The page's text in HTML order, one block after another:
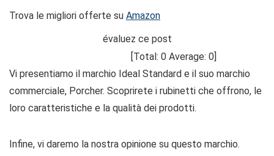
Trova le migliori offerte su Amazon
évaluez ce post
[Total: 0 Average: 0]
Vi presentiamo il marchio Ideal Standard e il suo marchio
commerciale, Porcher. Scoprirete i rubinetti che offrono, le
loro caratteristiche e la qualità dei prodotti.
Infine, vi daremo la nostra opinione su questo marchio.